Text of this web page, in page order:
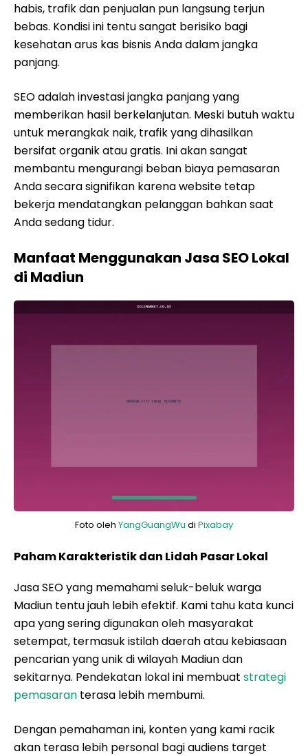
habis, trafik dan penjualan pun langsung terjun
bebas. Kondisi ini tentu sangat berisiko bagi
kesehatan arus kas bisnis Anda dalam jangka
panjang.
SEO adalah investasi jangka panjang yang
memberikan hasil berkelanjutan. Meski butuh waktu
untuk merangkak naik, trafik yang dihasilkan
bersifat organik atau gratis. Ini akan sangat
membantu mengurangi beban biaya pemasaran
Anda secara signifikan karena website tetap
bekerja mendatangkan pelanggan bahkan saat
Anda sedang tidur.
Manfaat Menggunakan Jasa SEO Lokal
di Madiun
Foto oleh YangGuangWu di Pixabay
Paham Karakteristik dan Lidah Pasar Lokal
Jasa SEO yang memahami seluk-beluk warga
Madiun tentu jauh lebih efektif. Kami tahu kata kunci
apa yang sering digunakan oleh masyarakat
setempat, termasuk istilah daerah atau kebiasaan
pencarian yang unik di wilayah Madiun dan
sekitarnya. Pendekatan lokal ini membuat strategi
pemasaran terasa lebih membumi.
Dengan pemahaman ini, konten yang kami racik
akan terasa lebih personal bagi audiens target